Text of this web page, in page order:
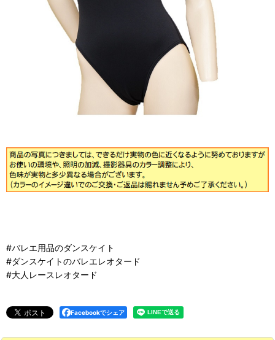
#バレエ用品のダンスケイト
#ダンスケイトのバレエレオタード
#大人レースレオタード
Facebookでシェア